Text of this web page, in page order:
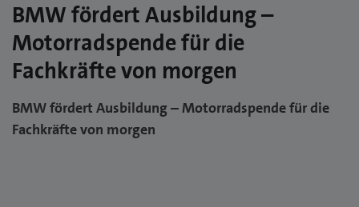
BMW fördert Ausbildung –
Motorradspende für die
Fachkräfte von morgen
BMW fördert Ausbildung – Motorradspende für die
Fachkräfte von morgen